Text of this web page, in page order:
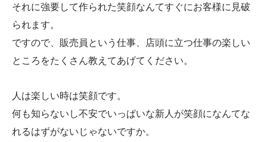
それに強要して作られた笑顔なんてすぐにお客様に見破
られます。
ですので、販売員という仕事、店頭に立つ仕事の楽しい
ところをたくさん教えてあげてください。
人は楽しい時は笑顔です。
何も知らないし不安でいっぱいな新人が笑顔になんてな
れるはずがないじゃないですか。